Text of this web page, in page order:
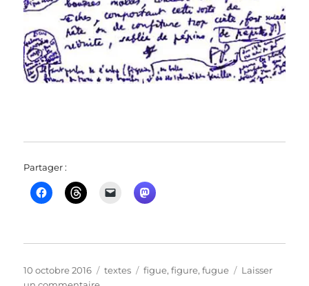
Partager :
Publié
10 octobre 2016 Catégories
textes Étiquettes
figue,figure,fugue
Laisser